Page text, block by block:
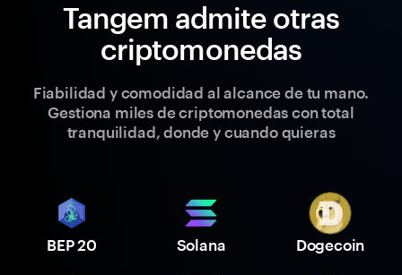
Tangem admite otras
criptomonedas
Fiabilidad y comodidad al alcance de tu mano.
Gestiona miles de criptomonedas con total
tranquilidad, donde y cuando quieras
BEP 20 Solana Dogecoin